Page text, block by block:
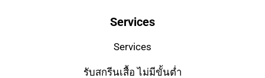
Services
Services
รับสกรีนเสื้อ ไม่มีขั้นต่ำ